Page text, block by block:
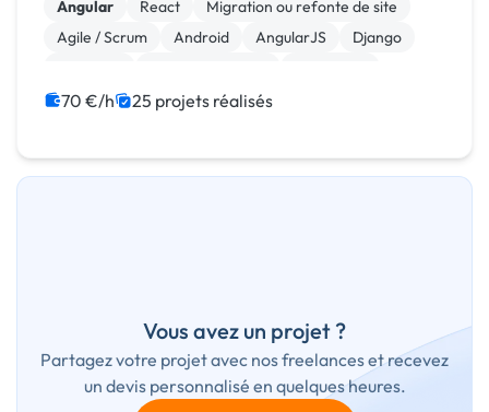
Angular React
Migration ou refonte de site
Agile / Scrum
Android AngularJS
Django
70 €/h 25 projets réalisés
Vous avez un projet ?
Partagez votre projet avec nos freelances et recevez
un devis personnalisé en quelques heures.